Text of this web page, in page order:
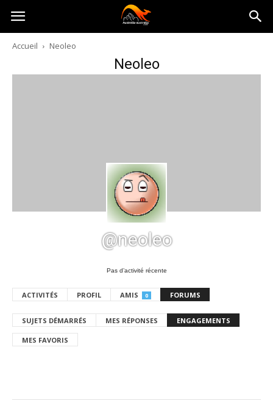
Australia-
australie.com
Accueil Neoleo
Neoleo
@neoleo
Pas d’activité récente
ACTIVITÉS PROFIL AMIS 0 FORUMS
SUJETS DÉMARRÉS MES RÉPONSES ENGAGEMENTS
MES FAVORIS